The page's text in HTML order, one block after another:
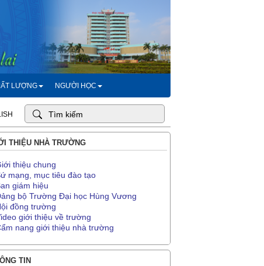
LƯỢNG NGƯỜI HỌC
THIỆU NHÀ TRƯỜNG
thiệu chung
mạng, mục tiêu đào tạo
giám hiệu
bộ Trường Đại học Hùng Vương
đồng trường
giới thiệu về trường
nang giới thiệu nhà trường
TIN